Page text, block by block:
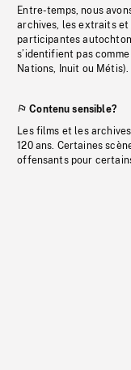
Entre-temps, nous
archives, les extraits
participantes
s’identifient pas
Nations, Inuit ou Métis).
Contenu sensible?
Les films et les
120 ans. Certaines
offensants pour